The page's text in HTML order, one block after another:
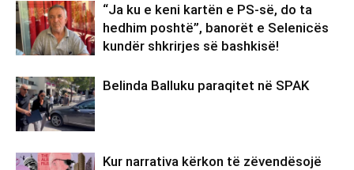
“Ja ku e keni kartën e PS-së, do ta
hedhim poshtë”, banorët e Selenicës
kundër shkrirjes së bashkisë!
Belinda Balluku paraqitet në SPAK
Kur narrativa kërkon të zëvendësojë